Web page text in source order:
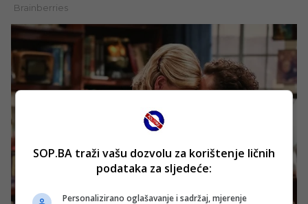
SOP.BA traži vašu dozvolu za korištenje ličnih
podataka za sljedeće:
Personalizirano oglašavanje i sadržaj, mjerenje